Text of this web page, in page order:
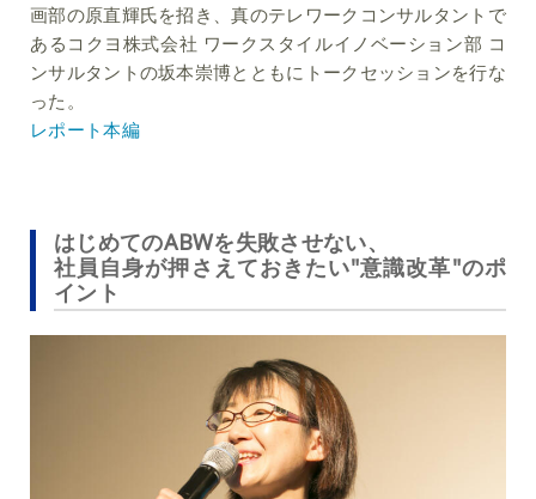
画部の原直輝氏を招き、真のテレワークコンサルタントで
あるコクヨ株式会社 ワークスタイルイノベーション部 コ
ンサルタントの坂本崇博とともにトークセッションを行な
った。
レポート本編
はじめてのABWを失敗させない、
社員自身が押さえておきたい"意識改革"のポ
イント